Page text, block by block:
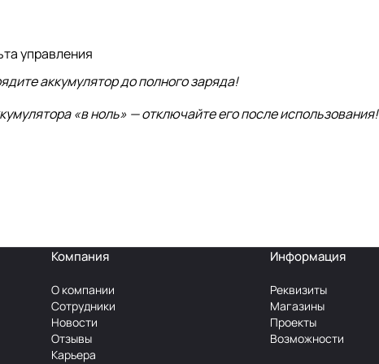
управления
аккумулятор до полного заряда!
«в ноль» — отключайте его после использования!
Компания
О компании
Сотрудники
Новости
Отзывы
Карьера
Информация
Реквизиты
Магазины
Проекты
Возможности